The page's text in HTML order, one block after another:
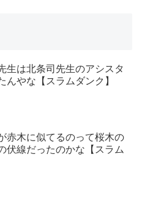
生は北条司先生のアシスタ
んやな【スラムダンク】
赤木に似てるのって桜木の
伏線だったのかな【スラム